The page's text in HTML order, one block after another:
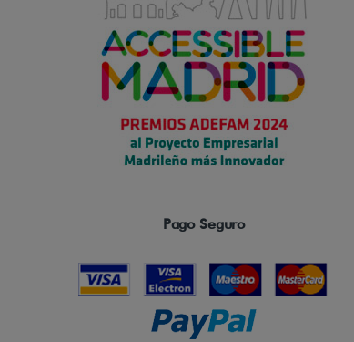
Pago Seguro